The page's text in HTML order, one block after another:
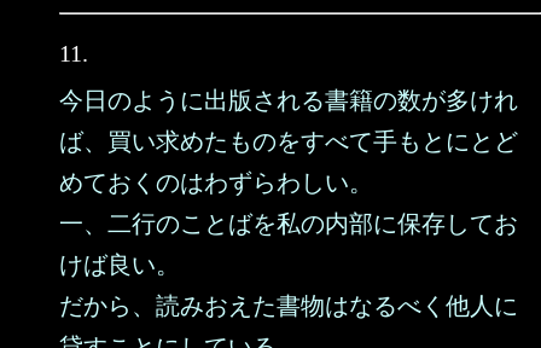
11.
今日のように出版される書籍の数が多けれ
ば、買い求めたものをすべて手もとにとど
めておくのはわずらわしい。
一、二行のことばを私の内部に保存してお
けば良い。
だから、読みおえた書物はなるべく他人に